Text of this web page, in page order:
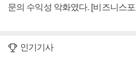
문의 수익성 악화였다. [비즈니스
인기기사